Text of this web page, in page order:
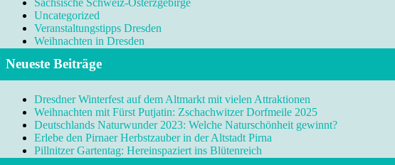
Sächsische Schweiz-Osterzgebirge
Uncategorized
Veranstaltungstipps Dresden
Weihnachten in Dresden
Neueste Beiträge
Dresdner Winterfest auf dem Altmarkt mit vielen Attraktionen
Weihnachten mit Fürst Putjatin: Zschachwitzer Dorfmeile 2025
Deutschlands Naturwunder 2023: Welche Naturschönheit gewinnt?
Erlebe den Pirnaer Herbstzauber in der Altstadt Pirna
Pillnitzer Gartentag: Hereinspaziert ins Blütenreich